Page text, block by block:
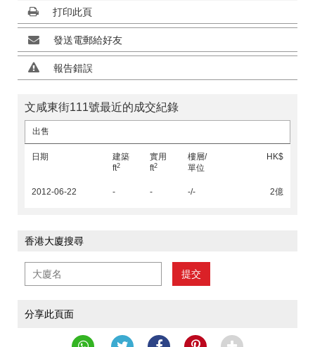
打印此頁
發送電郵給好友
報告錯誤
文咸東街111號最近的成交紀錄
出售
日期
建築
ft2
實用
ft2
樓層/
單位
HK$
2012-06-22 - - -/- 2億
香港大廈搜尋
提交
分享此頁面